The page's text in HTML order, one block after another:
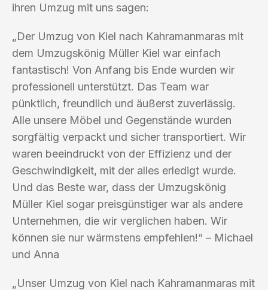
ihren Umzug mit uns sagen:
„Der Umzug von Kiel nach Kahramanmaras mit
dem Umzugskönig Müller Kiel war einfach
fantastisch! Von Anfang bis Ende wurden wir
professionell unterstützt. Das Team war
pünktlich, freundlich und äußerst zuverlässig.
Alle unsere Möbel und Gegenstände wurden
sorgfältig verpackt und sicher transportiert. Wir
waren beeindruckt von der Effizienz und der
Geschwindigkeit, mit der alles erledigt wurde.
Und das Beste war, dass der Umzugskönig
Müller Kiel sogar preisgünstiger war als andere
Unternehmen, die wir verglichen haben. Wir
können sie nur wärmstens empfehlen!“ – Michael
und Anna
„Unser Umzug von Kiel nach Kahramanmaras mit